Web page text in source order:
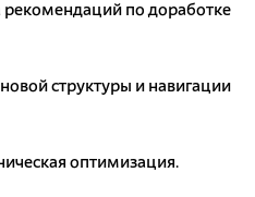
рекомендаций по доработке
структуры и навигации
оптимизация.